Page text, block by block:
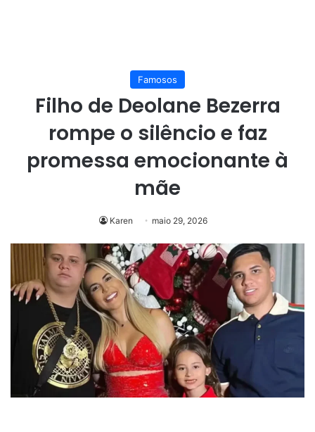
Famosos
Filho de Deolane Bezerra
rompe o silêncio e faz
promessa emocionante à
mãe
Karen maio 29, 2026